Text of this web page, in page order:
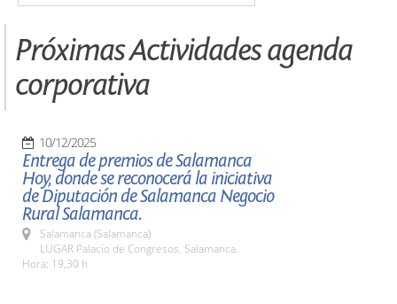
Próximas Actividades agenda
corporativa
10/12/2025
Entrega de premios de Salamanca
Hoy, donde se reconocerá la iniciativa
de Diputación de Salamanca Negocio
Rural Salamanca.
Salamanca (Salamanca)
LUGAR Palacio de Congresos. Salamanca.
Hora: 19,30 h